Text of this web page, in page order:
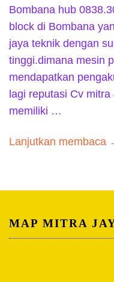
Bombana hub
block di Bombana
jaya teknik dengan
tinggi.dimana mesin
mendapatkan
lagi reputasi Cv
memiliki …
Lanjutkan membaca
MAP MITRA